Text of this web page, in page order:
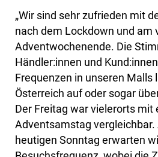
„Wir sind sehr zufrieden mit
nach dem Lockdown und am
Adventwochenende. Die
Händler:innen und
Frequenzen in unseren Malls
Österreich auf oder sogar
Der Freitag war vielerorts mit
Adventsamstag vergleichbar.
heutigen Sonntag erwarten